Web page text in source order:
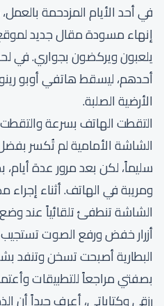
في أحد الأيام المزدحمة
يلعبون ويركضون بجواري. في
الأرضية الصلبة.
التقطت الهاتف بسرعة
الشاشة الأمامية لم تُكسر بفضل
سليماً، لكن بعد مرور عدة
ومريبة في الهاتف. أثناء إجراء
الشاشة تنطفئ تلقائياً عند
أزرار خفض ورفع الصوت
البطارية أصبحت تسخن وتنفد
بصفتي مراجعاً للتطبيقات
رزقي وكتاباتي، أعرف جيداً أن